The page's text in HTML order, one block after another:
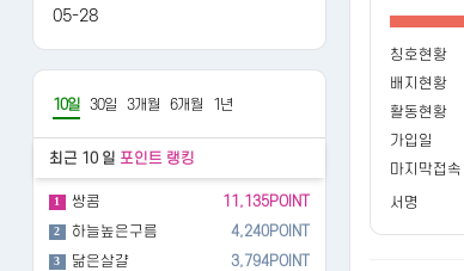
05-28
10일 30일 3개월 6개월 1년
최근 10 일 포인트 랭킹
1 쌍콤 11,135POINT
2 하늘높은구름 4,240POINT
3 닮은살걀 3,794POINT
칭호현황
배지현황
활동현황
가입일
마지막접속
서명